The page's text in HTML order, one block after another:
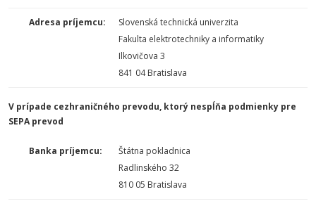
Adresa príjemcu:
Slovenská technická univerzita
Fakulta elektrotechniky a informatiky
Ilkovičova 3
841 04 Bratislava
V prípade cezhraničného prevodu, ktorý nespĺňa podmienky pre
SEPA prevod
Banka príjemcu:
Štátna pokladnica
Radlinského 32
810 05 Bratislava